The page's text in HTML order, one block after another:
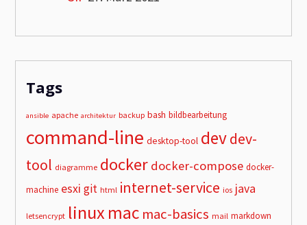
Tags
ansible apache architektur backup bash bildbearbeitung
command-line desktop-tool devdev-
tool diagramme docker docker-compose docker-
machine esxi git html internet-service ios java
letsencrypt linuxmac mac-basics mail markdown